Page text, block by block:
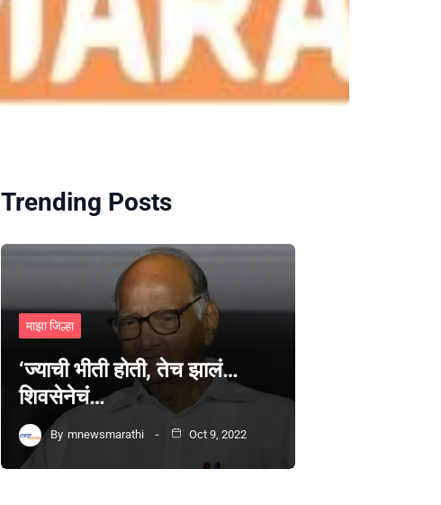
Trending Posts
माझा जिल्हा
‘ज्याची भीती होती, तेच झालं…
शिवसेनेचं…
By mnewsmarathi Oct 9, 2022